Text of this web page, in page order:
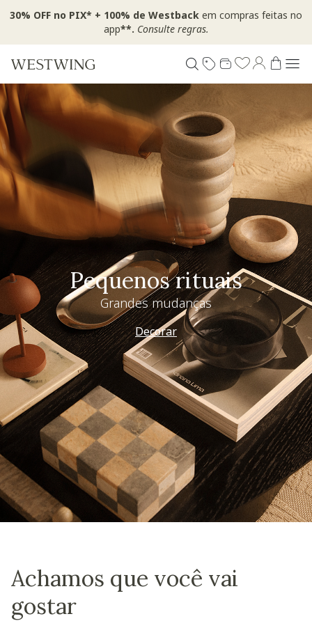
30% OFF no PIX* + 100% de Westback em compras feitas no
app**. Consulte regras.
Pequenos rituais
Grandes mudanças
Decorar
Achamos que você vai
gostar